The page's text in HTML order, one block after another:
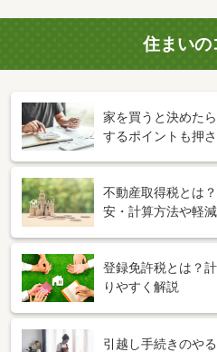
住まいの
家を買うと決めた
するポイントも押
不動産取得税とは
安・計算方法や軽
登録免許税とは？
りやすく解説
引越し手続きのや